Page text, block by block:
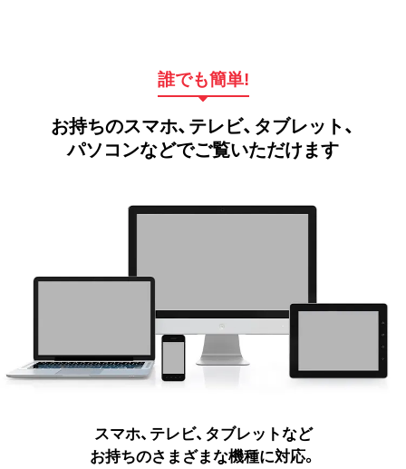
誰でも簡単!
お持ちのスマホ、テレビ、タブレット、
パソコンなどでご覧いただけます
スマホ、テレビ、タブレットなど
お持ちのさまざまな機種に対応。